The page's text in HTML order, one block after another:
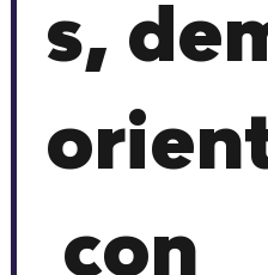
s,
con